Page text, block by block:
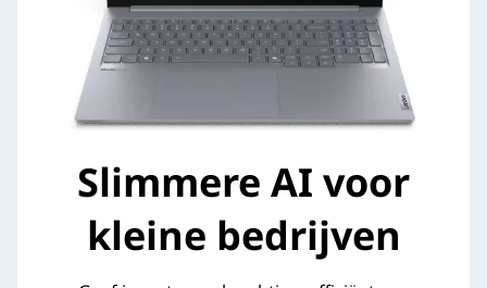
Slimmere AI voor
kleine bedrijven